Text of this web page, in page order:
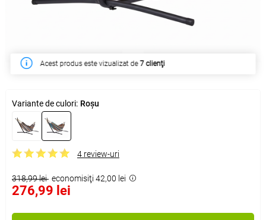
Acest produs este vizualizat de7 clienţi
În săptămâna acesta a fost cumpărat de
Variante de culori: Roșu
4 review-uri
318,99 lei economisiţi 42,00 lei
276,99 lei